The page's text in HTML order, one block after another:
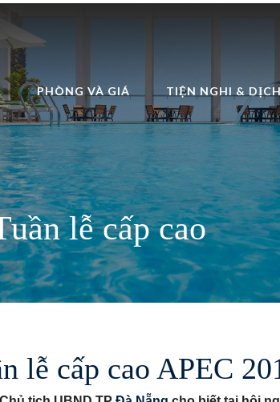
PHÒNG VÀ GIÁ TIỆN NGHI &
lễ cấp cao
lễ cấp cao APEC